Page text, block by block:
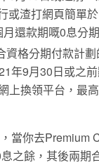
或渣打網頁簡單
還款期嘅0息分
資格分期付款計
年9月30日或之
上換領平台，最
當你去Premium
之餘，其後兩期